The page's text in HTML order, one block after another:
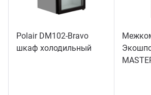
Polair DM102-Bravo
шкаф холодильный